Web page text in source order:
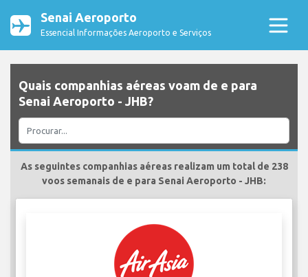
Senai Aeroporto
Essencial Informações Aeroporto e Serviços
Quais companhias aéreas voam de e para
Senai Aeroporto - JHB?
As seguintes companhias aéreas realizam um total de 238
voos semanais de e para Senai Aeroporto - JHB: